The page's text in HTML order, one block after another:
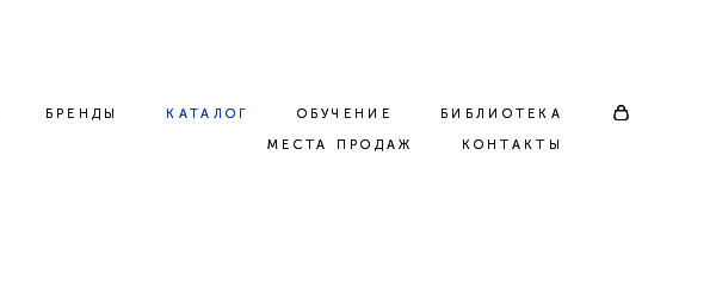
БРЕНДЫ КАТАЛОГ ОБУЧЕНИЕ
БИБЛИОТЕКА
МЕСТА ПРОДАЖ
КОНТАКТЫ
БРЕНДЫ КАТАЛОГ ОБУЧЕНИЕ
БИБЛИОТЕКА
МЕСТА ПРОДАЖ
КОНТАКТЫ